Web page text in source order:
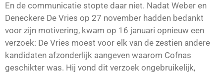
En de communicatie stopte daar niet. Nadat Weber en
Deneckere De Vries op 27 november hadden bedankt
voor zijn motivering, kwam op 16 januari opnieuw een
verzoek: De Vries moest voor elk van de zestien andere
kandidaten afzonderlijk aangeven waarom Cofnas
geschikter was. Hij vond dit verzoek ongebruikelijk,